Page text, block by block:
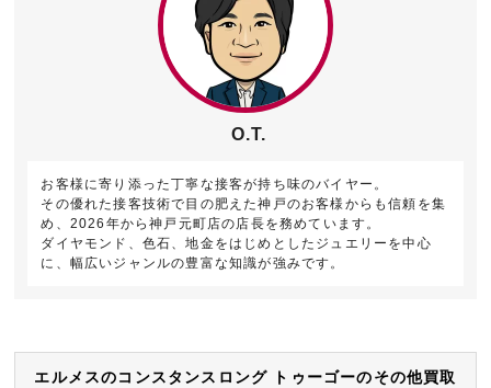
O.T.
お客様に寄り添った丁寧な接客が持ち味のバイヤー。
その優れた接客技術で目の肥えた神戸のお客様からも信頼を集
め、2026年から神戸元町店の店長を務めています。
ダイヤモンド、色石、地金をはじめとしたジュエリーを中心
に、幅広いジャンルの豊富な知識が強みです。
エルメスのコンスタンスロング トゥーゴーのその他買取